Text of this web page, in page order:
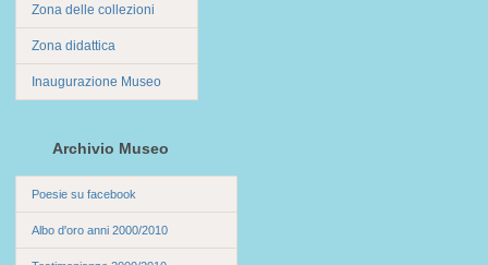
Zona delle collezioni
Zona didattica
Inaugurazione Museo
Archivio Museo
Poesie su facebook
Albo d'oro anni 2000/2010